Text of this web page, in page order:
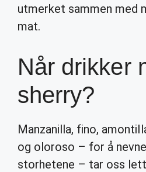
utmerket sammen med
mat.
Når drikker
sherry?
Manzanilla, fino,
og oloroso – for å
storhetene – tar oss